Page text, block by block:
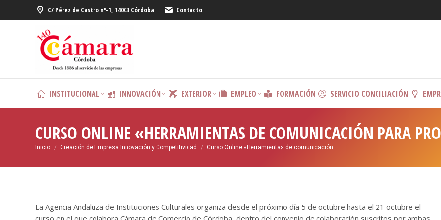
C/ Pérez de Castro nº-1, 14003 Córdoba Contacto
INSTITUCIONAL INNOVACIÓN EXTERIOR EMPLEO FORMACIÓN SERVICIO CONCILIACIÓN
CURSO ONLINE «HERRAMIENTAS DE COMUNICACIÓN PARA
Estás aquí:
Inicio Creación de Empresa Innovación y Competitividad Curso Online «Herramientas de comunicación…
La Agencia Andaluza de Instituciones Culturales organiza desde el próximo día 5 de octubre hasta el 21 octubre el
curso en el que colabora Cámara de Comercio de Córdoba, dentro del convenio de colaboración suscritos por ambas